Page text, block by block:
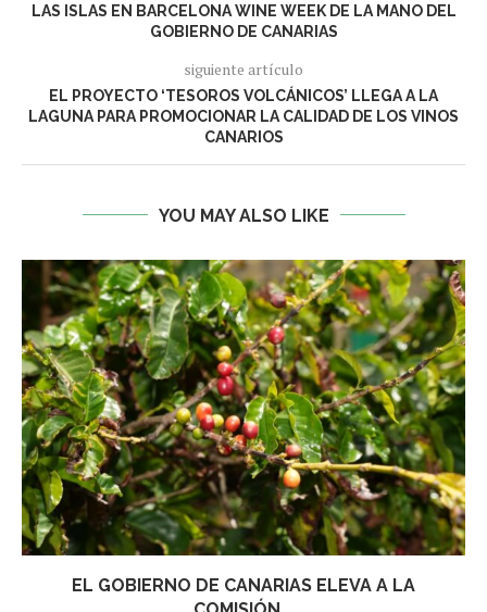
LAS ISLAS EN BARCELONA WINE WEEK DE LA MANO DEL
GOBIERNO DE CANARIAS
siguiente artículo
EL PROYECTO ‘TESOROS VOLCÁNICOS’ LLEGA A LA
LAGUNA PARA PROMOCIONAR LA CALIDAD DE LOS VINOS
CANARIOS
YOU MAY ALSO LIKE
EL GOBIERNO DE CANARIAS ELEVA A LA